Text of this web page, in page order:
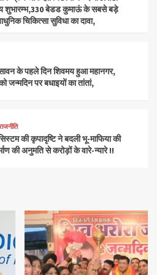
शुभारम्भ,330 बेडड कुमाऊं के सबसे बड़े
चिकित्सा सुविधा का दावा,
के पहले दिन शिवमय हुआ महानगर,
जन्मदिन पर बधाइयों का तांतां,
की कृपादृष्टि ने बदली भू-माफिया की
की अनुमति से करोड़ों के वारे-न्यारे !!
! रुद्रपुर में खेत बचाओ अभियान का
की आगवानी,
में मानसून से पहले क्षतिग्रस्त मार्गों का